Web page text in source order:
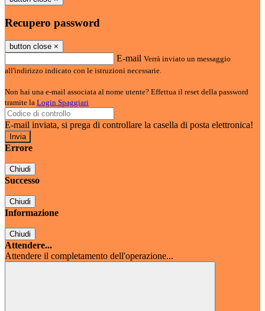
Recupero password
button close ×
E-mail Verrà inviato un messaggio
all'indirizzo indicato con le istruzioni necessarie.
Non hai una e-mail associata al nome utente? Effettua il reset della password
tramite la Login Spaggiari
E-mail inviata, si prega di controllare la casella di posta elettronica!
Errore
Chiudi
Successo
Chiudi
Informazione
Chiudi
Attendere...
Attendere il completamento dell'operazione...